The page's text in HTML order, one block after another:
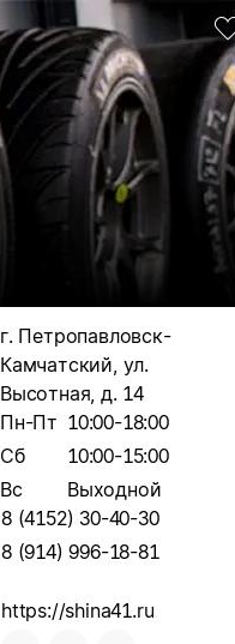
г. Петропавловск-
Камчатский, ул.
Высотная, д. 14
Пн-Пт 10:00-18:00
Сб
10:00-15:00
Вс
Выходной
8 (4152) 30-40-30
8 (914) 996-18-81
https://shina41.ru